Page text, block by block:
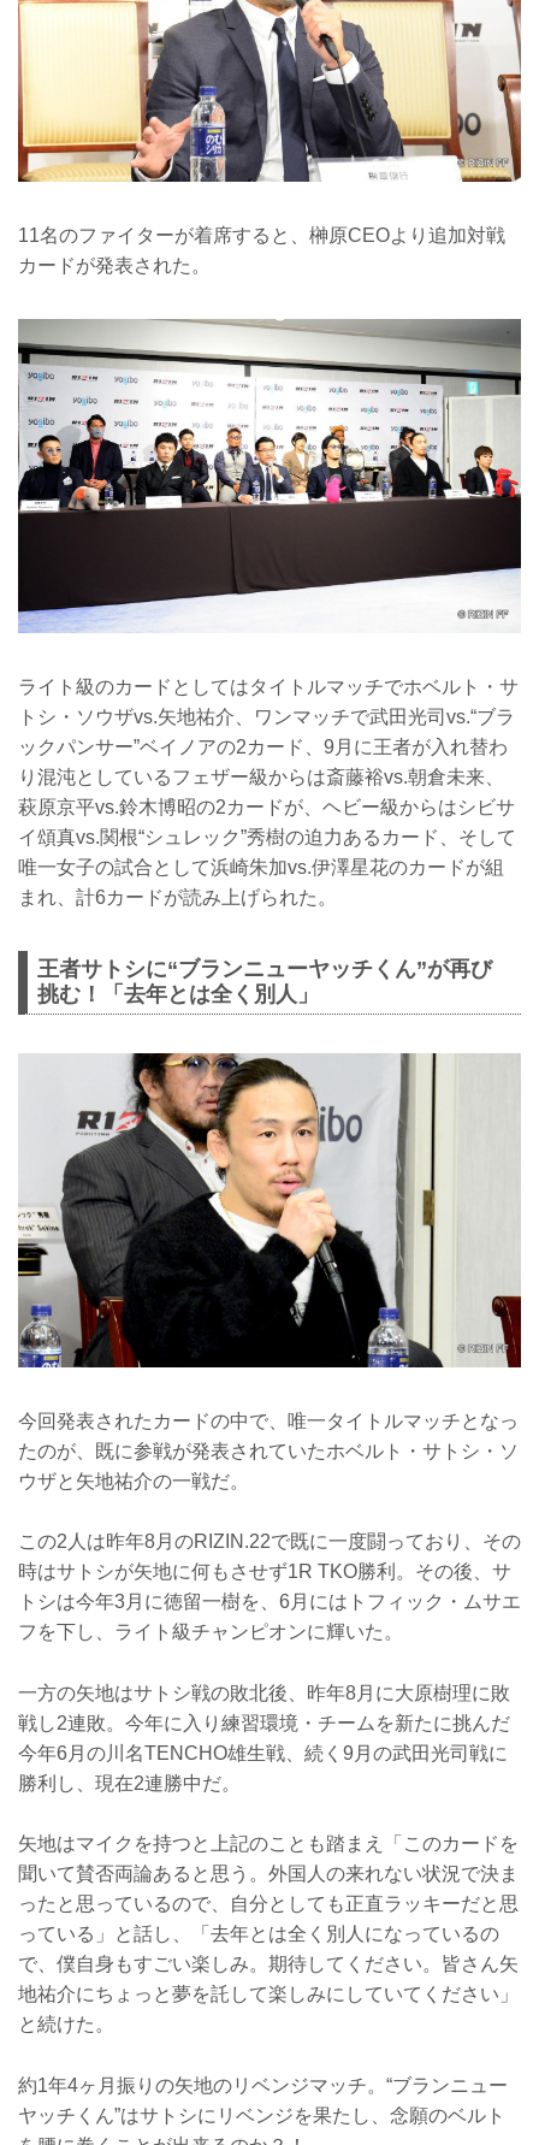
11名のファイターが着席すると、榊原CEOより追加対戦
カードが発表された。
ライト級のカードとしてはタイトルマッチでホベルト・サ
トシ・ソウザvs.矢地祐介、ワンマッチで武田光司vs.“ブラ
ックパンサー”ベイノアの2カード、9月に王者が入れ替わ
り混沌としているフェザー級からは斎藤裕vs.朝倉未来、
萩原京平vs.鈴木博昭の2カードが、ヘビー級からはシビサ
イ頌真vs.関根“シュレック”秀樹の迫力あるカード、そして
唯一女子の試合として浜崎朱加vs.伊澤星花のカードが組
まれ、計6カードが読み上げられた。
王者サトシに“ブランニューヤッチくん”が再び
挑む！「去年とは全く別人」
今回発表されたカードの中で、唯一タイトルマッチとなっ
たのが、既に参戦が発表されていたホベルト・サトシ・ソ
ウザと矢地祐介の一戦だ。
この2人は昨年8月のRIZIN.22で既に一度闘っており、その
時はサトシが矢地に何もさせず1R TKO勝利。その後、サ
トシは今年3月に徳留一樹を、6月にはトフィック・ムサエ
フを下し、ライト級チャンピオンに輝いた。
一方の矢地はサトシ戦の敗北後、昨年8月に大原樹理に敗
戦し2連敗。今年に入り練習環境・チームを新たに挑んだ
今年6月の川名TENCHO雄生戦、続く9月の武田光司戦に
勝利し、現在2連勝中だ。
矢地はマイクを持つと上記のことも踏まえ「このカードを
聞いて賛否両論あると思う。外国人の来れない状況で決ま
ったと思っているので、自分としても正直ラッキーだと思
っている」と話し、「去年とは全く別人になっているの
で、僕自身もすごい楽しみ。期待してください。皆さん矢
地祐介にちょっと夢を託して楽しみにしていてください」
と続けた。
約1年4ヶ月振りの矢地のリベンジマッチ。“ブランニュー
ヤッチくん”はサトシにリベンジを果たし、念願のベルト